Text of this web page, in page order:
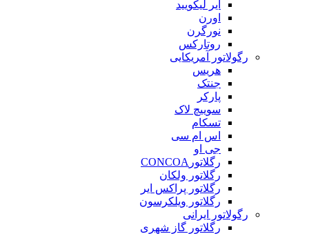
ایر لیکویید
اورن
نورگرن
روتارکس
رگولاتور آمریکایی
هریس
جنتک
پارکر
سوییچ لاک
تسکام
اس ام سی
جی او
رگلاتورCONCOA
رگلاتور ولکان
رگلاتور پراکس ایر
رگلاتور ویلکرسون
رگولاتور ایرانی
رگلاتور گاز شهری